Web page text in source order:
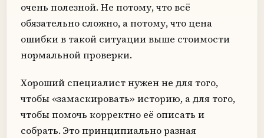
очень полезной. Не потому, что всё
обязательно сложно, а потому, что цена
ошибки в такой ситуации выше стоимости
нормальной проверки.
Хороший специалист нужен не для того,
чтобы «замаскировать» историю, а для того,
чтобы помочь корректно её описать и
собрать. Это принципиально разная